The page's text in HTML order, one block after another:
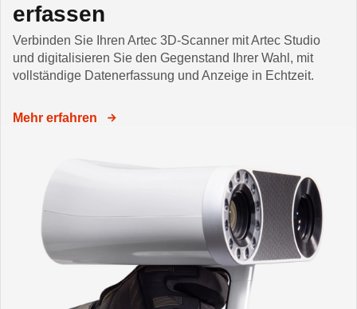
erfassen
Verbinden Sie Ihren Artec 3D-Scanner mit Artec Studio
und digitalisieren Sie den Gegenstand Ihrer Wahl, mit
vollständige Datenerfassung und Anzeige in Echtzeit.
Mehr erfahren